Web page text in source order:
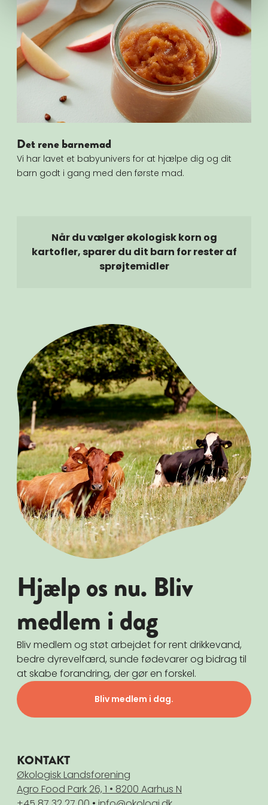
Det rene barnemad
Vi har lavet et babyunivers for at hjælpe dig og dit
barn godt i gang med den første mad.
Når du vælger økologisk korn og
kartofler, sparer du dit barn for rester af
sprøjtemidler
Hjælp os nu. Bliv
medlem i dag
Bliv medlem og støt arbejdet for rent drikkevand,
bedre dyrevelfærd, sunde fødevarer og bidrag til
at skabe forandring, der gør en forskel.
Bliv medlem i dag.
KONTAKT
Økologisk Landsforening
Agro Food Park 26, 1 • 8200 Aarhus N